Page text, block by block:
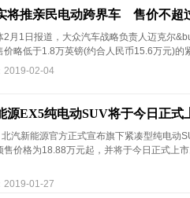
将推亲民电动跨界车 售价不超
2月1日报道，大众汽车战略负责人迈克尔
价略低于1.8万英镑(约合人民币15.6万元)的
2019-02-04
源EX5纯电动SUV将于今日正式
汽新能源官方正式宣布旗下紧凑型纯电动
售价格为18.88万元起，并将于今日正式上
2019-01-27